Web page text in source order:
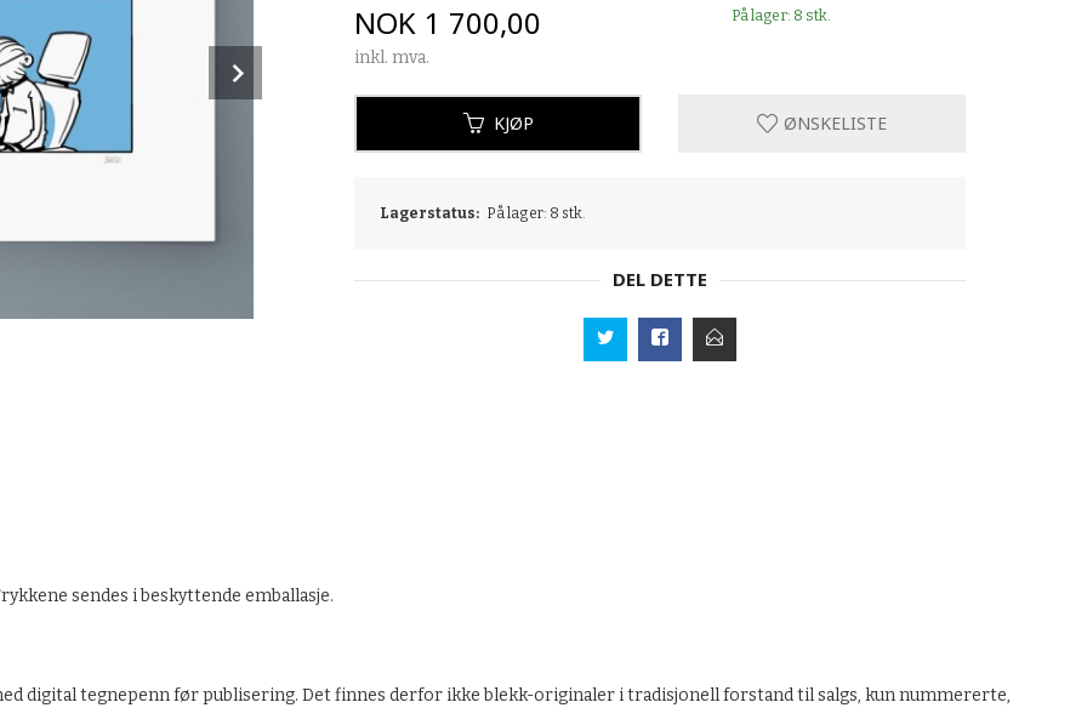
Pris
NOK 1 700,00
inkl. mva.
På lager: 8 stk.
KJØP ØNSKELISTE
Lagerstatus: På lager: 8 stk.
DEL DETTE
sendes i beskyttende emballasje.
digital tegnepenn før publisering. Det finnes derfor ikke blekk-originaler i tradisjonell forstand til salgs, kun nummererte,